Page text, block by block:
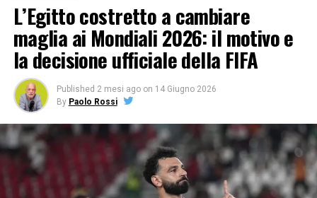
L’Egitto costretto a cambiare
maglia ai Mondiali 2026: il motivo e
la decisione ufficiale della FIFA
Published 2 mesi ago on 14 Giugno 2026
By Paolo Rossi